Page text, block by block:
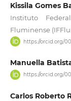
Kissila Gomes
Instituto
Fluminense
https://orcid.org/
Manuella
https://orcid.org/
Carlos Roberto